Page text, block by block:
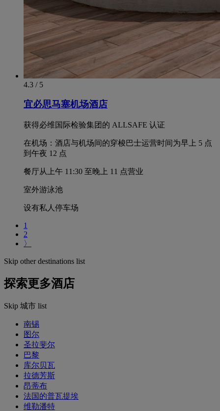
4.3 / 5
宜必思马塞机场酒店
获得必维国际检验集团的 ALLSAFE 认证
在机场：酒店与机场间的穿梭巴士运营时间为早上 5 点
到午夜 12 点
餐厅从上午 11:30 至晚上 11 点营业
室外游泳池
设有私人停车场
1
2
〉
Skip other destinations list
探索更多酒店
Skip 城市 list
南锡
图尔
圣拉斐尔
巴黎
库尔贝瓦
拉德芳斯
昂蒂布
法国的普瓦提埃
维勒潘特